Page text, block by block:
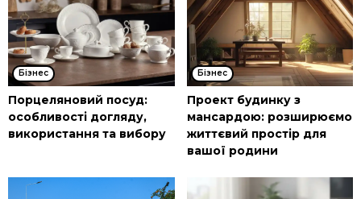
Бізнес
Порцеляновий посуд:
особливості догляду,
використання та вибору
Бізнес
Проект будинку з
мансардою: розширюємо
життєвий простір для
вашої родини